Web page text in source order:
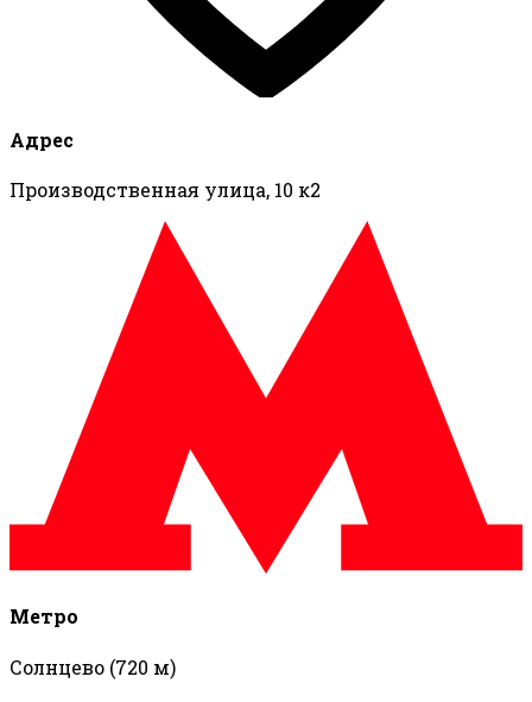
Адрес
Производственная улица, 10 к2
Метро
Солнцево (720 м)